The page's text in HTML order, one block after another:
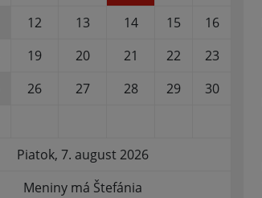
12 13 14 15
16
19 20 21 22
23
26 27 28 29
30
Piatok, 7. august 2026
Meniny má Štefánia